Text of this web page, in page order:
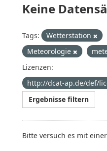
Keine
Tags: Wetterstation
Meteorologie
Lizenzen:
http://dcat-ap.de/def/
Ergebnisse filtern
Bitte versuch es mit